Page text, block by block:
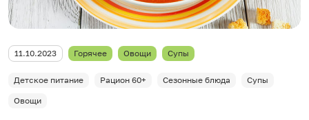
11.10.2023 Горячее Овощи Супы
Детское питание Рацион 60+ Сезонные блюда
Супы
Овощи